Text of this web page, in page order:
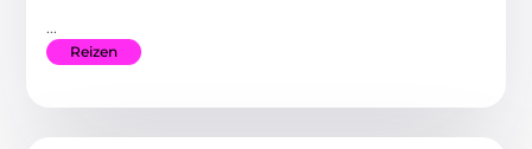
...
Reizen